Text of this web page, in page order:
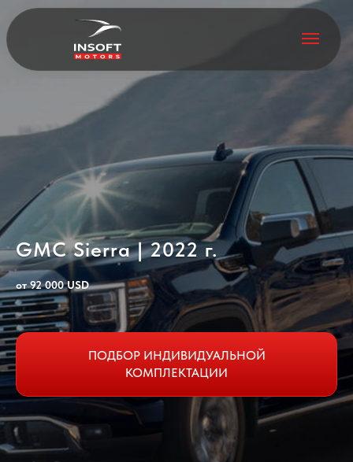
GMC Sierra | 2022 г.
от 92 000 USD
ПОДБОР ИНДИВИДУАЛЬНОЙ
КОМПЛЕКТАЦИИ